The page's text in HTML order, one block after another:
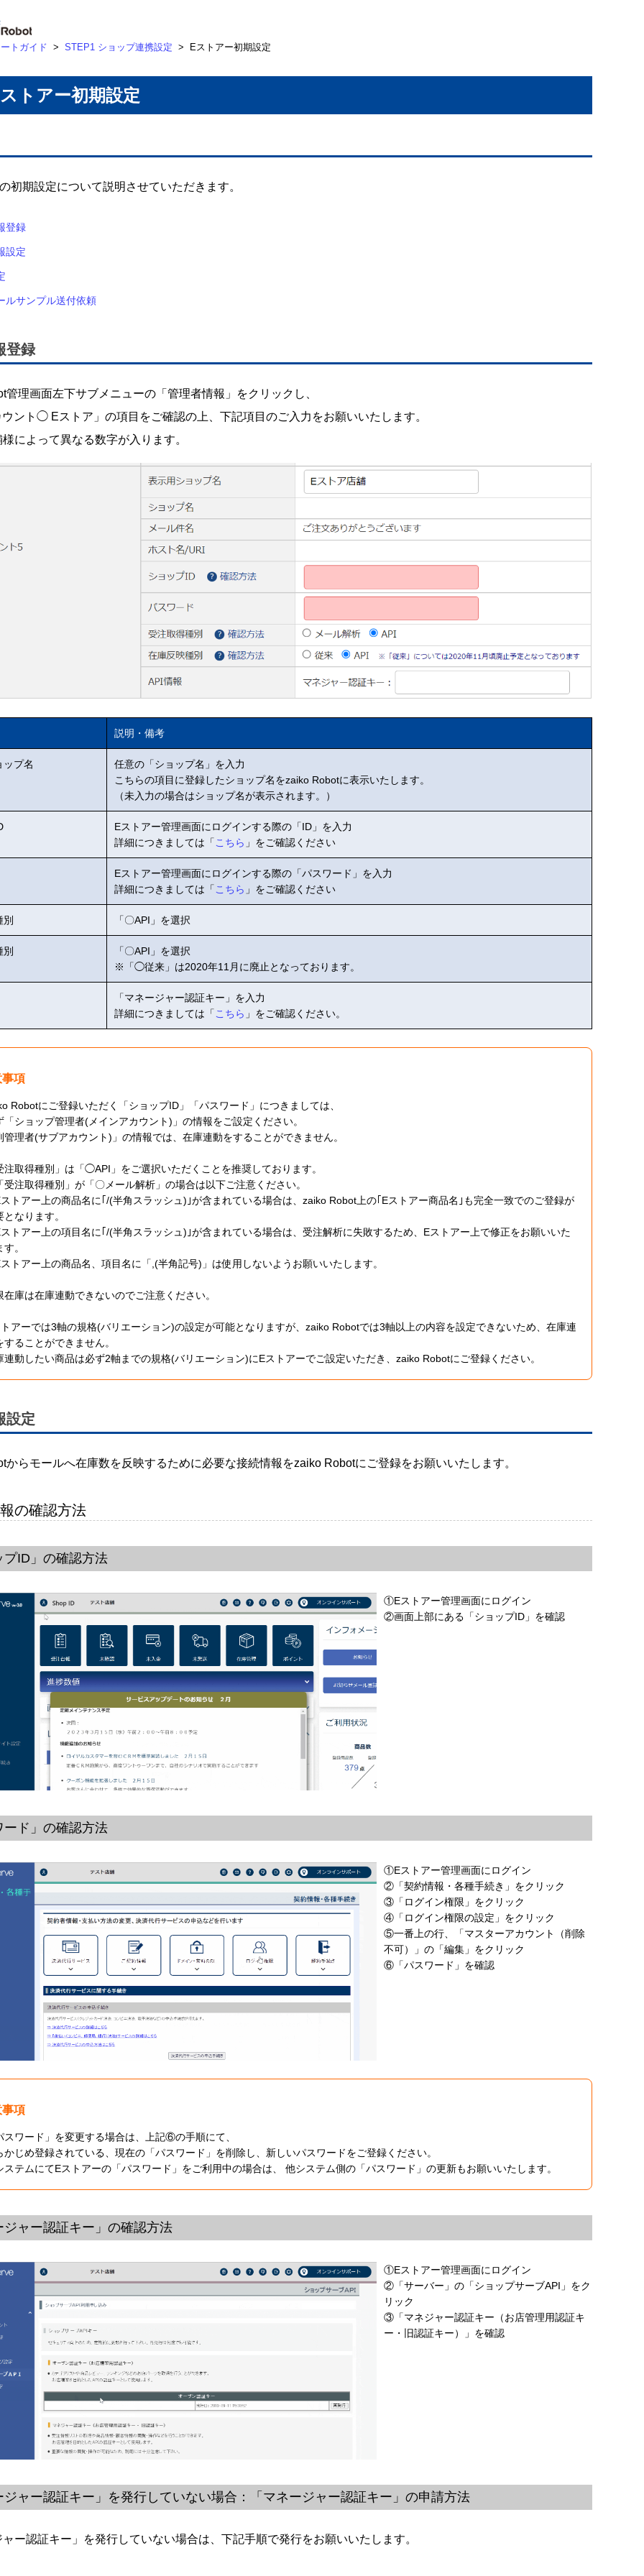
トガイド > STEP1 ショップ連携設定 > Eストアー初期設定
トアー初期設定
初期設定について説明させていただきます。
登録
設定
ルサンプル送付依頼
登録
管理画面左下サブメニューの「管理者情報」をクリックし、
ント◯ Eストア」の項目をご確認の上、下記項目のご入力をお願いいたします。
によって異なる数字が入ります。
説明・備考
ップ名
任意の「ショップ名」を入力
こちらの項目に登録したショップ名をzaiko Robotに表示いたします。
（未入力の場合はショップ名が表示されます。）
Eストアー管理画面にログインする際の「ID」を入力
詳細につきましては「こちら 」をご確認ください
Eストアー管理画面にログインする際の「パスワード」を入力
詳細につきましては「こちら 」をご確認ください
別 「〇API」を選択
別
「〇API」を選択
※「◯従来」は2020年11月に廃止となっております。
「マネージャー認証キー」を入力
詳細につきましては「こちら 」をご確認ください。
項
Robotにご登録いただく「ショップID」「パスワード」につきましては、
「ショップ管理者(メインアカウント)」の情報をご設定ください。
管理者(サブアカウント)」の情報では、在庫連動をすることができません。
注取得種別」は「◯API」をご選択いただくことを推奨しております。
注取得種別」が「〇メール解析」の場合は以下ご注意ください。
トアー上の商品名に｢/(半角スラッシュ)｣が含まれている場合は、zaiko Robot上の｢Eストアー商品名｣も完全一致でのご登録が
となります。
トアー上の項目名に｢/(半角スラッシュ)｣が含まれている場合は、受注解析に失敗するため、Eストアー上で修正をお願いいた
。
トアー上の商品名、項目名に「,(半角記号)」は使用しないようお願いいたします。
在庫は在庫連動できないのでご注意ください。
アーでは3軸の規格(バリエーション)の設定が可能となりますが、zaiko Robotでは3軸以上の内容を設定できないため、在庫連
することができません。
連動したい商品は必ず2軸までの規格(バリエーション)にEストアーでご設定いただき、zaiko Robotにご登録ください。
設定
からモールへ在庫数を反映するために必要な接続情報をzaiko Robotにご登録をお願いいたします。
の確認方法
プID」の確認方法
①Eストアー管理画面にログイン
②画面上部にある「ショップID」を確認
ード」の確認方法
①Eストアー管理画面にログイン
②「契約情報・各種手続き」をクリック
③「ログイン権限」をクリック
④「ログイン権限の設定」をクリック
⑤一番上の行、「マスターアカウント（削除
不可）」の「編集」をクリック
⑥「パスワード」を確認
項
スワード」を変更する場合は、上記⑥の手順にて、
かじめ登録されている、現在の「パスワード」を削除し、新しいパスワードをご登録ください。
ステムにてEストアーの「パスワード」をご利用中の場合は、 他システム側の「パスワード」の更新もお願いいたします。
ジャー認証キー」の確認方法
①Eストアー管理画面にログイン
②「サーバー」の「ショップサーブAPI」をク
リック
③「マネジャー認証キー（お店管理用認証キ
ー・旧認証キー）」を確認
ジャー認証キー」を発行していない場合：「マネージャー認証キー」の申請方法
ー認証キー」を発行していない場合は、下記手順で発行をお願いいたします。